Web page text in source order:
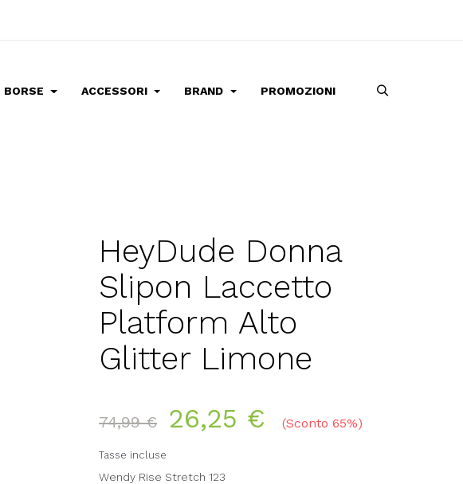
BORSE ACCESSORI BRAND PROMOZIONI
HeyDude Donna
Slipon Laccetto
Platform Alto
Glitter Limone
74,99 € 26,25 € Sconto 65%
Tasse incluse
Wendy Rise Stretch 123